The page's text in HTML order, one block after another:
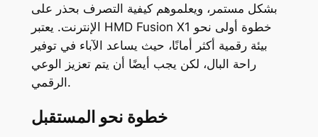
بشكل مستمر، ويعلموهم كيفية التصرف بحذر على
الإنترنت. يعتبر HMD Fusion X1 خطوة أولى نحو
بيئة رقمية أكثر أمانًا، حيث يساعد الآباء في توفير
راحة البال، لكن يجب أيضًا أن يتم تعزيز الوعي
الرقمي.
خطوة نحو المستقبل